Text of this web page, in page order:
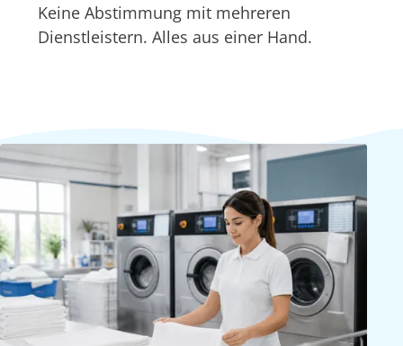
Keine Abstimmung mit mehreren
Dienstleistern. Alles aus einer Hand.